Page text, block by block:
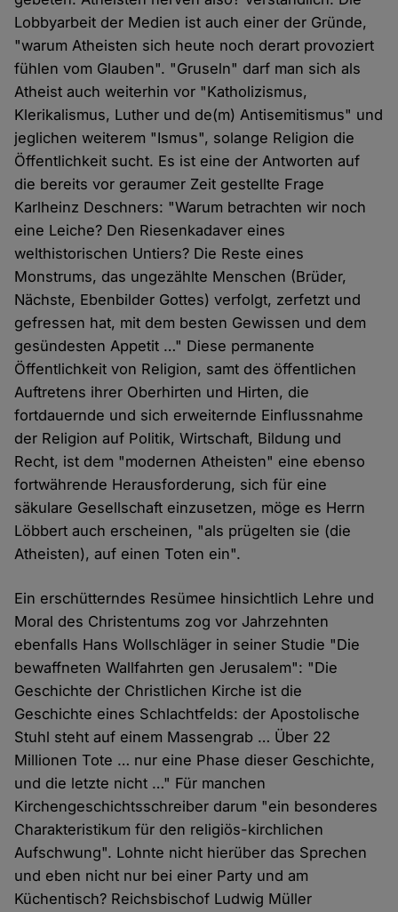
Lobbyarbeit der Medien ist auch einer der Gründe,
"warum Atheisten sich heute noch derart provoziert
fühlen vom Glauben". "Gruseln" darf man sich als
Atheist auch weiterhin vor "Katholizismus,
Klerikalismus, Luther und de(m) Antisemitismus" und
jeglichen weiterem "Ismus", solange Religion die
Öffentlichkeit sucht. Es ist eine der Antworten auf
die bereits vor geraumer Zeit gestellte Frage
Karlheinz Deschners: "Warum betrachten wir noch
eine Leiche? Den Riesenkadaver eines
welthistorischen Untiers? Die Reste eines
Monstrums, das ungezählte Menschen (Brüder,
Nächste, Ebenbilder Gottes) verfolgt, zerfetzt und
gefressen hat, mit dem besten Gewissen und dem
gesündesten Appetit …" Diese permanente
Öffentlichkeit von Religion, samt des öffentlichen
Auftretens ihrer Oberhirten und Hirten, die
fortdauernde und sich erweiternde Einflussnahme
der Religion auf Politik, Wirtschaft, Bildung und
Recht, ist dem "modernen Atheisten" eine ebenso
fortwährende Herausforderung, sich für eine
säkulare Gesellschaft einzusetzen, möge es Herrn
Löbbert auch erscheinen, "als prügelten sie (die
Atheisten), auf einen Toten ein".
Ein erschütterndes Resümee hinsichtlich Lehre und
Moral des Christentums zog vor Jahrzehnten
ebenfalls Hans Wollschläger in seiner Studie "Die
bewaffneten Wallfahrten gen Jerusalem": "Die
Geschichte der Christlichen Kirche ist die
Geschichte eines Schlachtfelds: der Apostolische
Stuhl steht auf einem Massengrab … Über 22
Millionen Tote … nur eine Phase dieser Geschichte,
und die letzte nicht …" Für manchen
Kirchengeschichtsschreiber darum "ein besonderes
Charakteristikum für den religiös-kirchlichen
Aufschwung". Lohnte nicht hierüber das Sprechen
und eben nicht nur bei einer Party und am
Küchentisch? Reichsbischof Ludwig Müller